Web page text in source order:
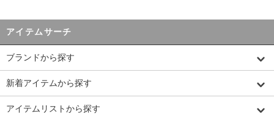
アイテムサーチ
ブランドから探す
新着アイテムから探す
アイテムリストから探す